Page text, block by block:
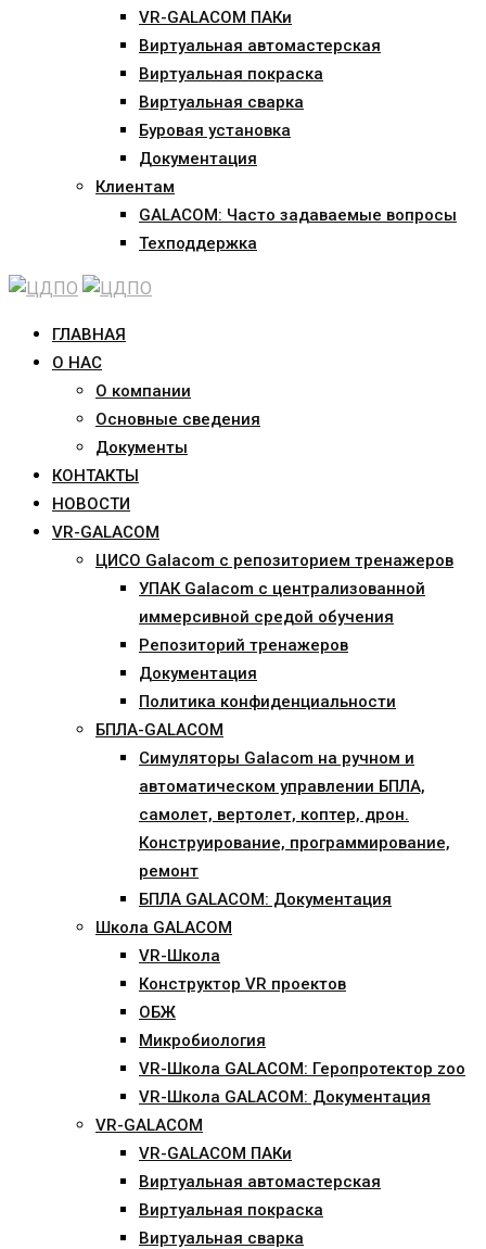
VR-GALACOM ПАКи
Виртуальная автомастерская
Виртуальная покраска
Виртуальная сварка
Буровая установка
Документация
Клиентам
GALACOM: Часто задаваемые вопросы
Техподдержка
ГЛАВНАЯ
О НАС
О компании
Основные сведения
Документы
КОНТАКТЫ
НОВОСТИ
VR-GALACOM
ЦИСО Galacom с репозиторием тренажеров
УПАК Galacom с централизованной
иммерсивной средой обучения
Репозиторий тренажеров
Документация
Политика конфиденциальности
БПЛА-GALACOM
Симуляторы Galacom на ручном и
автоматическом управлении БПЛА,
самолет, вертолет, коптер, дрон.
Конструирование, программирование,
ремонт
БПЛА GALACOM: Документация
Школа GALACOM
VR-Школа
Конструктор VR проектов
ОБЖ
Микробиология
VR-Школа GALACOM: Геропротектор zoo
VR-Школа GALACOM: Документация
VR-GALACOM
VR-GALACOM ПАКи
Виртуальная автомастерская
Виртуальная покраска
Виртуальная сварка